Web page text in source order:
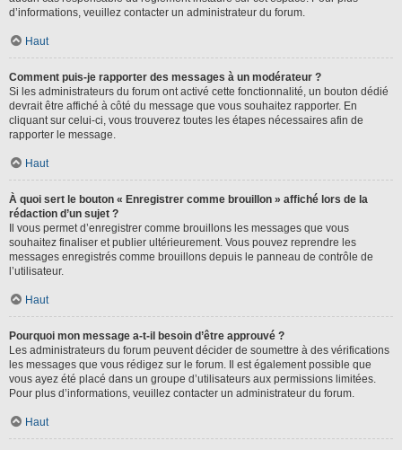
d’informations, veuillez contacter un administrateur du forum.
Haut
Comment puis-je rapporter des messages à un modérateur ?
Si les administrateurs du forum ont activé cette fonctionnalité, un bouton dédié
devrait être affiché à côté du message que vous souhaitez rapporter. En
cliquant sur celui-ci, vous trouverez toutes les étapes nécessaires afin de
rapporter le message.
Haut
À quoi sert le bouton « Enregistrer comme brouillon » affiché lors de la
rédaction d’un sujet ?
Il vous permet d’enregistrer comme brouillons les messages que vous
souhaitez finaliser et publier ultérieurement. Vous pouvez reprendre les
messages enregistrés comme brouillons depuis le panneau de contrôle de
l’utilisateur.
Haut
Pourquoi mon message a-t-il besoin d’être approuvé ?
Les administrateurs du forum peuvent décider de soumettre à des vérifications
les messages que vous rédigez sur le forum. Il est également possible que
vous ayez été placé dans un groupe d’utilisateurs aux permissions limitées.
Pour plus d’informations, veuillez contacter un administrateur du forum.
Haut